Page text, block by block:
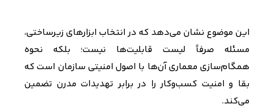
این موضوع نشان می‌دهد که در انتخاب ابزارهای زیرساختی،
مسئله صرفاً لیست قابلیت‌ها نیست؛ بلکه نحوه
همگام‌سازی معماری آن‌ها با اصول امنیتی سازمان است که
بقا و امنیت کسب‌وکار را در برابر تهدیدات مدرن تضمین
می‌کند.